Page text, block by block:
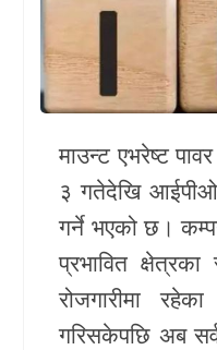
समाचार
सूचना
प्रविधि
शिक्षा
स्वास्थ्य
खेलकुद
माउन्ट एभरेष्ट
३ गतेदेखि आईपीओ
गर्ने भएको छ।
प्रभावित
रोजगारीमा
गरिसकेपछि अब